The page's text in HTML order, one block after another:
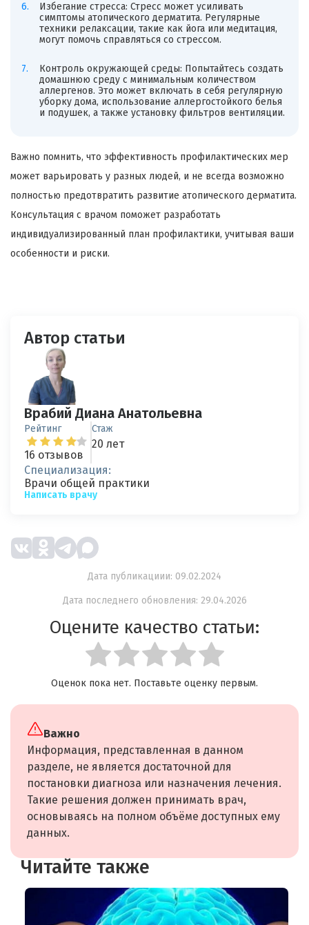
Избегание стресса: Стресс может усиливать
симптомы атопического дерматита. Регулярные
техники релаксации, такие как йога или медитация,
могут помочь справляться со стрессом.
Контроль окружающей среды: Попытайтесь создать
домашнюю среду с минимальным количеством
аллергенов. Это может включать в себя регулярную
уборку дома, использование аллергостойкого белья
и подушек, а также установку фильтров вентиляции.
Важно помнить, что эффективность профилактических мер
может варьировать у разных людей, и не всегда возможно
полностью предотвратить развитие атопического дерматита.
Консультация с врачом поможет разработать
индивидуализированный план профилактики, учитывая ваши
особенности и риски.
Автор статьи
Врабий Диана Анатольевна
Рейтинг
16 отзывов
Стаж
20 лет
Специализация:
Врачи общей практики
Написать врачу
Дата публикациии: 09.02.2024
Дата последнего обновления: 29.04.2026
Оцените качество статьи:
Оценок пока нет. Поставьте оценку первым.
Важно
Информация, представленная в данном
разделе, не является достаточной для
постановки диагноза или назначения лечения.
Такие решения должен принимать врач,
основываясь на полном объёме доступных ему
данных.
Читайте также